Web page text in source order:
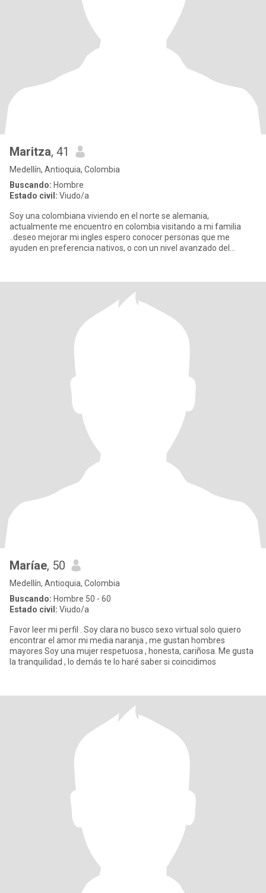
Maritza, 41
Medellín, Antioquia, Colombia
Buscando: Hombre
Estado civil: Viudo/a
Soy una colombiana viviendo en el norte se alemania,
actualmente me encuentro en colombia visitando a mi familia
..deseo mejorar mi ingles espero conocer personas que me
ayuden en preferencia nativos, o con un nivel avanzado del
Maríae, 50
Medellín, Antioquia, Colombia
Buscando: Hombre 50 - 60
Estado civil: Viudo/a
Favor leer mi perfil . Soy clara no busco sexo virtual solo quiero
encontrar el amor mi media naranja , me gustan hombres
mayores Soy una mujer respetuosa , honesta, cariñosa. Me gusta
la tranquilidad , lo demás te lo haré saber si coincidimos